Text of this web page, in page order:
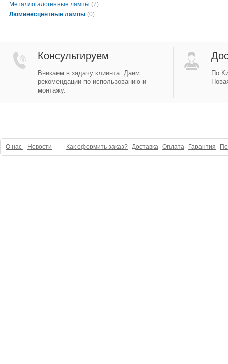
Металлогалогенные лампы (7)
Люминесцентные лампы (0)
Консультируем
Вникаем в задачу клиента. Даем
рекомендации по использованию и
монтажу.
По
О нас Новости Как оформить заказ? Доставка Оплата Гарантия